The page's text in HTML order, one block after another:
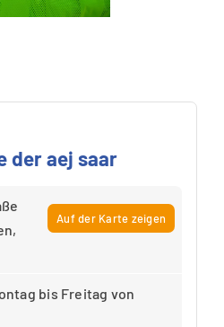
der aej saar
Auf der Karte zeigen
bis Freitag von